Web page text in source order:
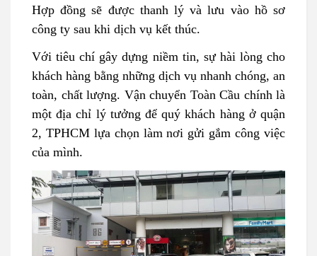
Hợp đồng sẽ được thanh lý và lưu vào hồ sơ
công ty sau khi dịch vụ kết thúc.
Với tiêu chí gây dựng niềm tin, sự hài lòng cho
khách hàng bằng những dịch vụ nhanh chóng, an
toàn, chất lượng. Vận chuyển Toàn Cầu chính là
một địa chỉ lý tưởng để quý khách hàng ở quận
2, TPHCM lựa chọn làm nơi gửi gắm công việc
của mình.